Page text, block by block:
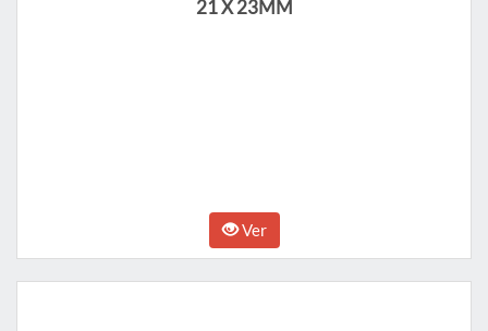
21 X 23MM
Ver